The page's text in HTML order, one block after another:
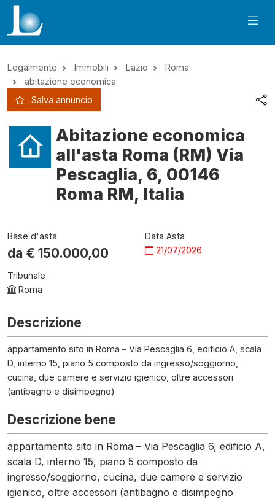
Legalmente Immobili Lazio
Roma
abitazione economica
Salva annuncio
Abitazione economica
all'asta Roma (RM) Via
Pescaglia, 6, 00146
Roma RM, Italia
Base d'asta
da € 150.000,00
Data Asta
21/07/2026
Tribunale
Roma
Descrizione
appartamento sito in Roma – Via Pescaglia 6, edificio A, scala
D, interno 15, piano 5 composto da ingresso/soggiorno,
cucina, due camere e servizio igienico, oltre accessori
(antibagno e disimpegno)
Descrizione bene
appartamento sito in Roma – Via Pescaglia 6, edificio A,
scala D, interno 15, piano 5 composto da
ingresso/soggiorno, cucina, due camere e servizio
igienico, oltre accessori (antibagno e disimpegno